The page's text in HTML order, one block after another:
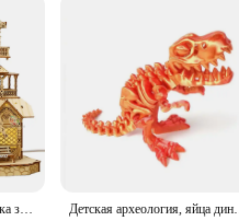
3D деревянная головоломка замок домашняя вилла DIY модель строительный комплект унисекс идеальный подарок для детей и взрослых Детская археология, яйца динозавра,